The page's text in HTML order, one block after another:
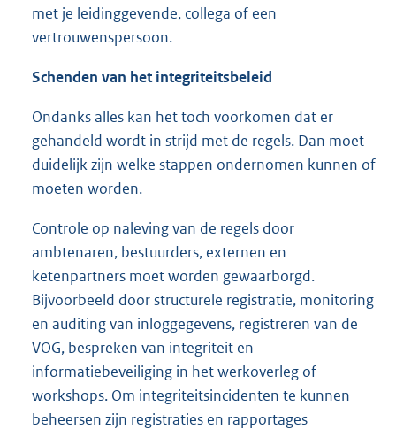
met je leidinggevende, collega of een
vertrouwenspersoon.
Schenden van het integriteitsbeleid
Ondanks alles kan het toch voorkomen dat er
gehandeld wordt in strijd met de regels. Dan moet
duidelijk zijn welke stappen ondernomen kunnen of
moeten worden.
Controle op naleving van de regels door
ambtenaren, bestuurders, externen en
ketenpartners moet worden gewaarborgd.
Bijvoorbeeld door structurele registratie, monitoring
en auditing van inloggegevens, registreren van de
VOG, bespreken van integriteit en
informatiebeveiliging in het werkoverleg of
workshops. Om integriteitsincidenten te kunnen
beheersen zijn registraties en rapportages